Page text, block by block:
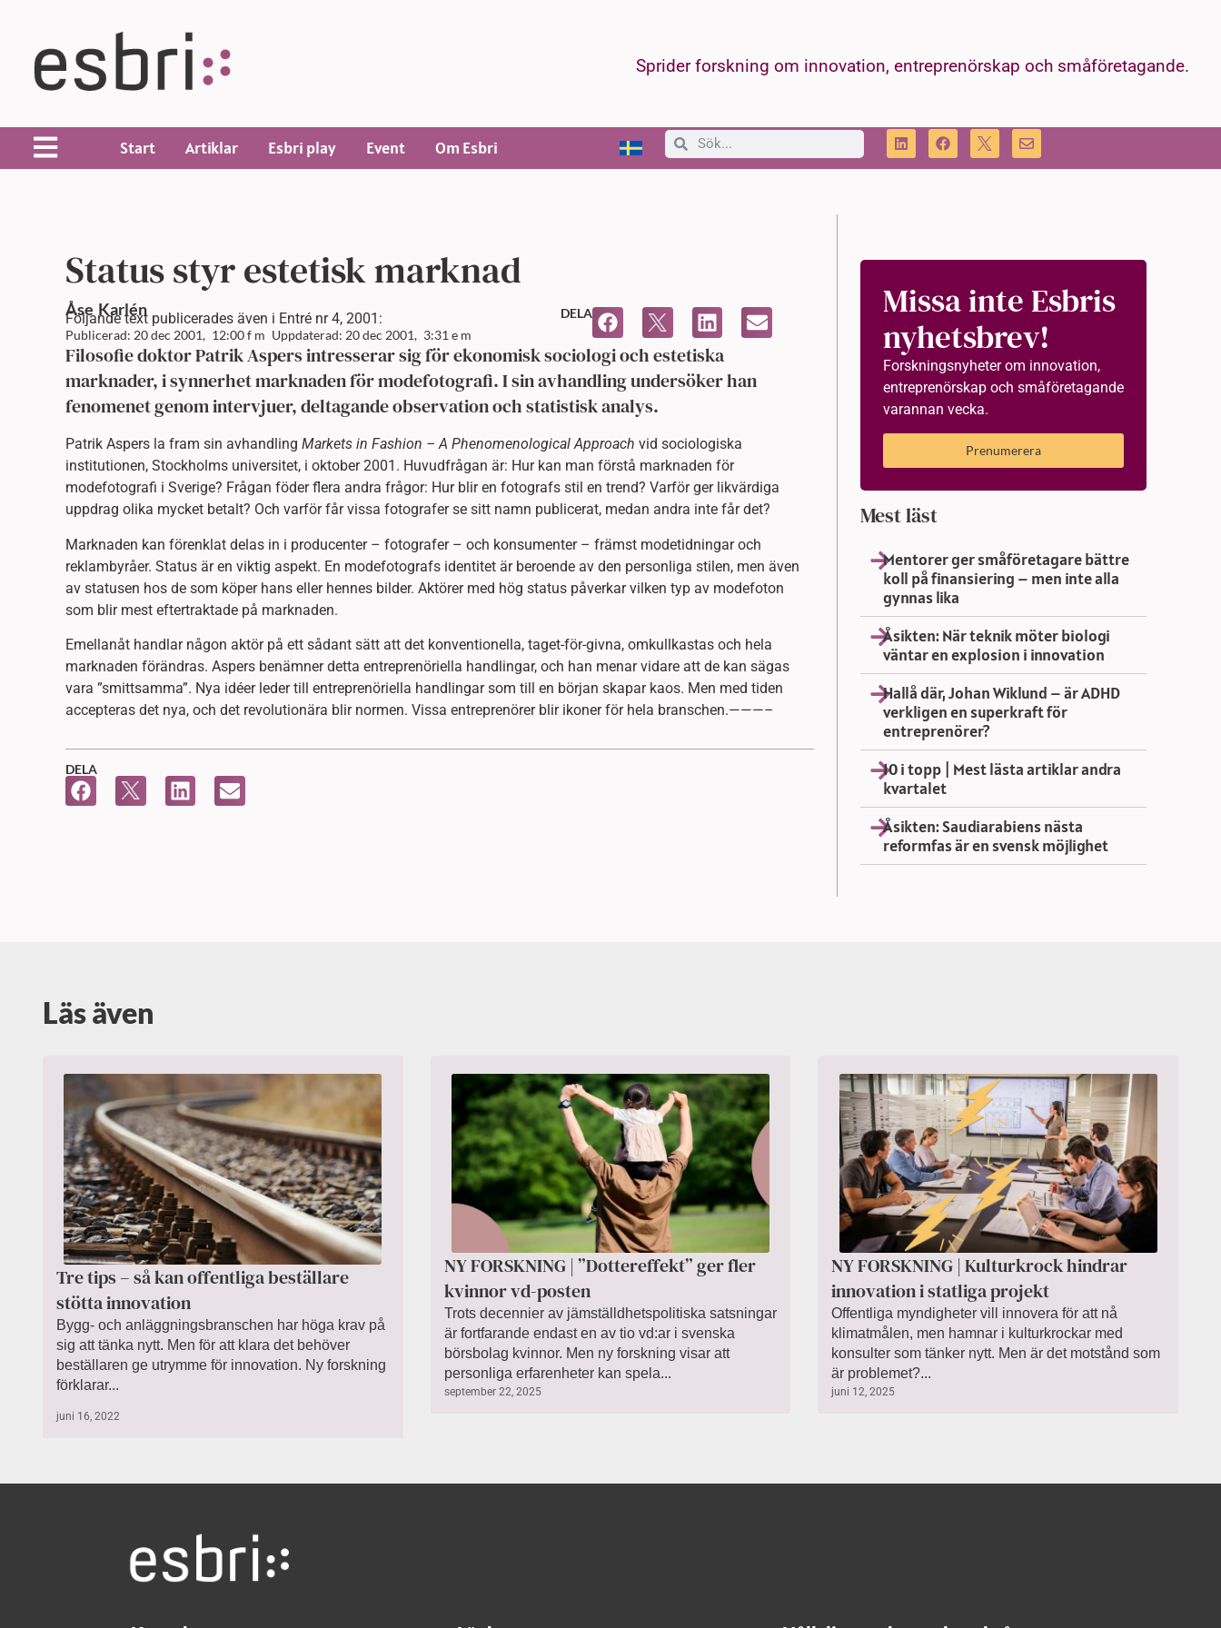
Sprider forskning om innovation, entreprenörskap och småföretagande.
Start Artiklar Esbri play Event Om Esbri
Status styr estetisk marknad
Åse Karlén
Publicerad: 20 dec 2001, 12:00 f m Uppdaterad: 20 dec 2001, 3:31 e m
DELA
Följande text publicerades även i Entré nr 4, 2001:
Filosofie doktor Patrik Aspers intresserar sig för ekonomisk sociologi och estetiska
marknader, i synnerhet marknaden för modefotografi. I sin avhandling undersöker han
fenomenet genom intervjuer, deltagande observation och statistisk analys.
Patrik Aspers la fram sin avhandling Markets in Fashion – A Phenomenological Approach vid sociologiska
institutionen, Stockholms universitet, i oktober 2001. Huvudfrågan är: Hur kan man förstå marknaden för
modefotografi i Sverige? Frågan föder flera andra frågor: Hur blir en fotografs stil en trend? Varför ger likvärdiga
uppdrag olika mycket betalt? Och varför får vissa fotografer se sitt namn publicerat, medan andra inte får det?
Marknaden kan förenklat delas in i producenter – fotografer – och konsumenter – främst modetidningar och
reklambyråer. Status är en viktig aspekt. En modefotografs identitet är beroende av den personliga stilen, men även
av statusen hos de som köper hans eller hennes bilder. Aktörer med hög status påverkar vilken typ av modefoton
som blir mest eftertraktade på marknaden.
Emellanåt handlar någon aktör på ett sådant sätt att det konventionella, taget-för-givna, omkullkastas och hela
marknaden förändras. Aspers benämner detta entreprenöriella handlingar, och han menar vidare att de kan sägas
vara ”smittsamma”. Nya idéer leder till entreprenöriella handlingar som till en början skapar kaos. Men med tiden
accepteras det nya, och det revolutionära blir normen. Vissa entreprenörer blir ikoner för hela branschen.———–
DELA
Missa inte Esbris
nyhetsbrev!
Forskningsnyheter om innovation,
entreprenörskap och småföretagande
varannan vecka.
Prenumerera
Mest läst
Mentorer ger småföretagare bättre
koll på finansiering – men inte alla
gynnas lika
Åsikten: När teknik möter biologi
väntar en explosion i innovation
Hallå där, Johan Wiklund – är ADHD
verkligen en superkraft för
entreprenörer?
10 i topp | Mest lästa artiklar andra
kvartalet
Åsikten: Saudiarabiens nästa
reformfas är en svensk möjlighet
Läs även
Tre tips – så kan offentliga beställare
stötta innovation
Bygg- och anläggningsbranschen har höga krav på
sig att tänka nytt. Men för att klara det behöver
beställaren ge utrymme för innovation. Ny forskning
förklarar...
juni 16, 2022
NY FORSKNING | ”Dottereffekt” ger fler
kvinnor vd-posten
Trots decennier av jämställdhetspolitiska satsningar
är fortfarande endast en av tio vd:ar i svenska
börsbolag kvinnor. Men ny forskning visar att
personliga erfarenheter kan spela...
september 22, 2025
NY FORSKNING | Kulturkrock hindrar
innovation i statliga projekt
Offentliga myndigheter vill innovera för att nå
klimatmålen, men hamnar i kulturkrockar med
konsulter som tänker nytt. Men är det motstånd som
är problemet?...
juni 12, 2025